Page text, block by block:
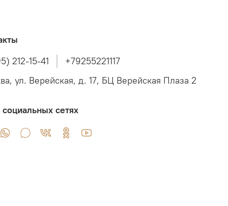
212-15-41
+79255221117
ул. Верейская, д. 17, БЦ Верейская Плаза 2
сетях